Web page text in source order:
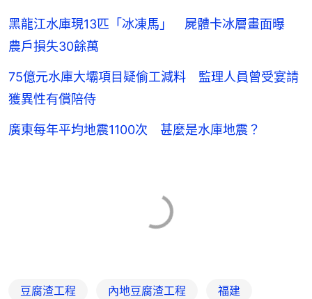
黑龍江水庫現13匹「冰凍馬」 屍體卡冰層畫面曝
農戶損失30餘萬
75億元水庫大壩項目疑偷工減料 監理人員曾受宴請
獲異性有償陪侍
廣東每年平均地震1100次 甚麼是水庫地震？
豆腐渣工程 內地豆腐渣工程 福建